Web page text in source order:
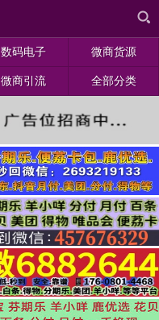
数码电子 微商货源
微商引流 全部分类